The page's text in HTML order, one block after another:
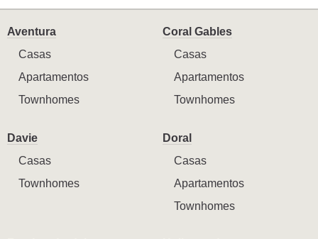
Aventura
Casas
Apartamentos
Townhomes
Coral Gables
Casas
Apartamentos
Townhomes
Davie
Casas
Townhomes
Doral
Casas
Apartamentos
Townhomes